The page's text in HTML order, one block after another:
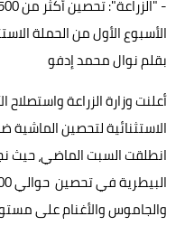
الأسبوع الأول من الحملة
بقلم نوال محمد إدفو
أعلنت وزارة الزراعة
الاستثنائية لتحصين
انطلقت السبت الماضي، حيث
والجاموس والأغنام على